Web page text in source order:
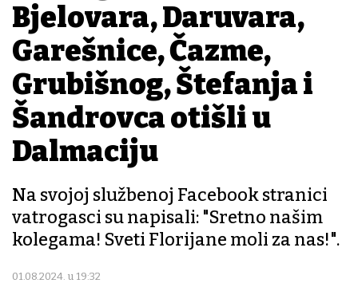
Bjelovara, Daruvara,
Garešnice, Čazme,
Grubišnog, Štefanja i
Šandrovca otišli u
Dalmaciju
Na svojoj službenoj Facebook stranici
vatrogasci su napisali: "Sretno našim
kolegama! Sveti Florijane moli za nas!".
01.08.2024. u 19:32